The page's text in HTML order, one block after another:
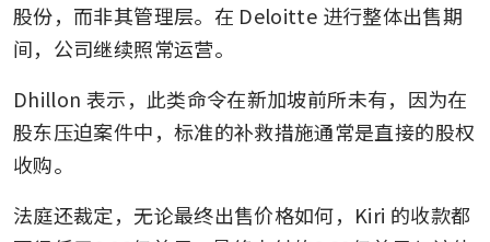
股份，而非其管理层。在 Deloitte 进行整体出售期
间，公司继续照常运营。
Dhillon 表示，此类命令在新加坡前所未有，因为在
股东压迫案件中，标准的补救措施通常是直接的股权
收购。
法庭还裁定，无论最终出售价格如何，Kiri 的收款都